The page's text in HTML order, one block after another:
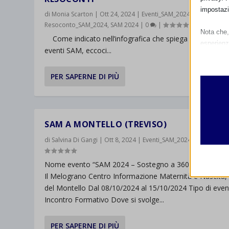
di Monia Scarton | Ott 24, 2024 | Eventi_SAM_2024 IN
Resoconto_SAM_2024, SAM 2024 | 0 |
Come indicato nell’infografica che spiega la gestione
eventi SAM, eccoci...
PER SAPERNE DI PIÙ
SAM A MONTELLO (TREVISO)
di Salvina Di Gangi | Ott 8, 2024 | Eventi_SAM_2024
Nome evento “SAM 2024 – Sostegno a 360°” Promosso
Il Melograno Centro Informazione Maternità e Nascita,
del Montello Dal 08/10/2024 al 15/10/2024 Tipo di
Incontro Formativo Dove si svolge...
PER SAPERNE DI PIÙ
Nota
I
_ga
Altri